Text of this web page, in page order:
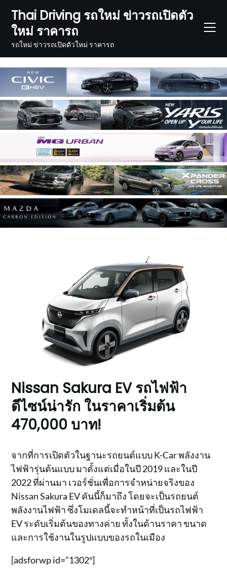
content
Thai Driving รถใหม่ ข่าวรถเปิดตัว
ใหม่ ราคารถ
รถใหม่ ข่าวรถเปิดตัวใหม่ ราคารถ
Nissan Sakura EV รถไฟฟ้า
ดีไซน์น่ารัก ในราคาเริ่มต้น
470,000 บาท!
จากที่การเปิดตัวในฐานะรถยนต์แบบ K-Car พลังงาน
ไฟฟ้ารุ่นต้นแบบ มาตั้งแต่เมื่อในปี 2019 และในปี
2022 ที่ผ่านมา เวอร์ชั่นเพื่อการจำหน่ายจริงของ
Nissan Sakura EV คันนี้ก็มาถึง โดยจะเป็นรถยนต์
พลังงานไฟฟ้า ซึ่งโมเดลนี้จะทำหน้าที่เป็นรถไฟฟ้า
EV ระดับเริ่มต้นของทางค่าย ทั้งในด้านราคา ขนาด
และการใช้งานในรูปแบบของรถในเมือง
[adsforwp id=”1302″]